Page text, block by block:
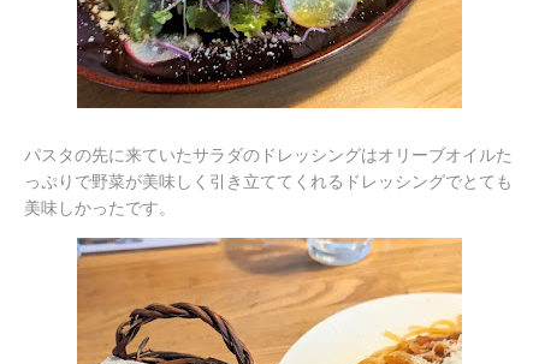
パスタの先に来ていたサラダのドレッシングはオリーブオイルた
っぷりで野菜が美味しく引き立ててくれるドレッシングでとても
美味しかったです。